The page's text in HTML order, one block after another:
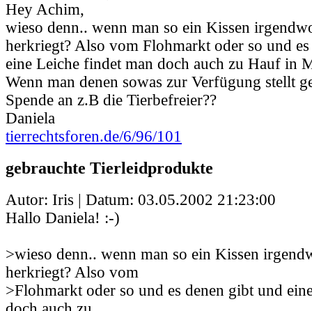
Hey Achim,
wieso denn.. wenn man so ein Kissen
herkriegt? Also vom Flohmarkt oder so und
eine Leiche findet man doch auch zu Hauf in
Wenn man denen sowas zur Verfügung stellt
Spende an z.B die Tierbefreier??
Daniela
tierrechtsforen.de/6/96/101
gebrauchte Tierleidprodukte
Autor: Iris | Datum: 03.05.2002 21:23:00
Hallo Daniela! :-)
>wieso denn.. wenn man so ein Kissen
herkriegt? Also vom
>Flohmarkt oder so und es denen gibt und